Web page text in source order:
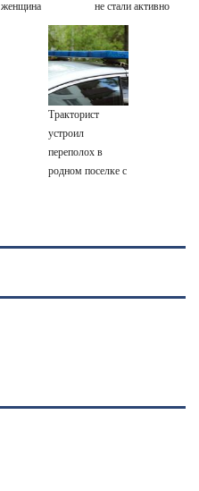
женщина
насмерть на
глазах у детей
не стали активно
подписывать
игроков в
межсезонье
Тракторист
устроил
переполох в
родном поселке с